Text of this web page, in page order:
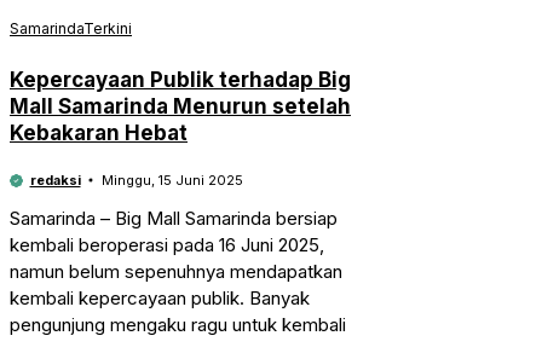
SamarindaTerkini
Kepercayaan Publik terhadap Big
Mall Samarinda Menurun setelah
Kebakaran Hebat
redaksi Minggu, 15 Juni 2025
Samarinda – Big Mall Samarinda bersiap
kembali beroperasi pada 16 Juni 2025,
namun belum sepenuhnya mendapatkan
kembali kepercayaan publik. Banyak
pengunjung mengaku ragu untuk kembali